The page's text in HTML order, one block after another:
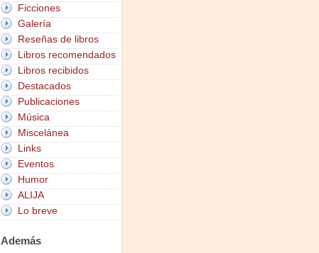
Ficciones
Galería
Reseñas de libros
Libros recomendados
Libros recibidos
Destacados
Publicaciones
Música
Miscelánea
Links
Eventos
Humor
ALIJA
Lo breve
Además